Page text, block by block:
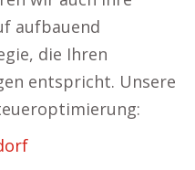
aufbauend
die Ihren
entspricht. Unsere